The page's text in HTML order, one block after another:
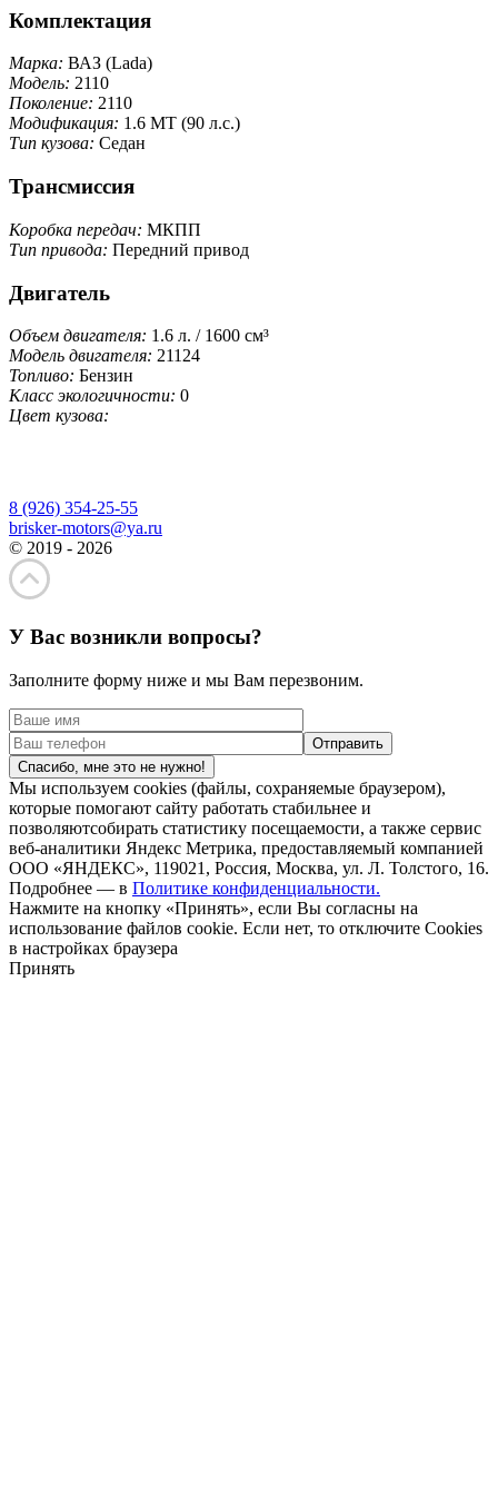
Комплектация
Марка: ВАЗ (Lada)
Модель: 2110
Поколение: 2110
Модификация: 1.6 MT (90 л.с.)
Тип кузова: Седан
Трансмиссия
Коробка передач: МКПП
Тип привода: Передний привод
Двигатель
Объем двигателя: 1.6 л. / 1600 см³
Модель двигателя: 21124
Топливо: Бензин
Класс экологичности: 0
Цвет кузова:
8 (926) 354-25-55
brisker-motors@ya.ru
© 2019 - 2026
У Вас возникли вопросы?
Заполните форму ниже и мы Вам перезвоним.
Спасибо, мне это не нужно!
Мы используем cookies (файлы, сохраняемые браузером),
которые помогают сайту работать стабильнее и
позволяютсобирать статистику посещаемости, а также сервис
веб-аналитики Яндекс Метрика, предоставляемый компанией
ООО «ЯНДЕКС», 119021, Россия, Москва, ул. Л. Толстого, 16.
Подробнее — в Политике конфиденциальности.
Нажмите на кнопку «Принять», если Вы согласны на
использование файлов cookie. Если нет, то отключите Cookies
в настройках браузера
Принять